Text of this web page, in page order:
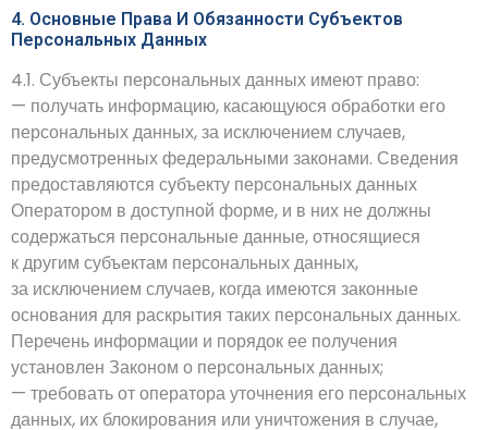
4. Основные Права И Обязанности Субъектов
Персональных Данных
4.1. Субъекты персональных данных имеют право:
— получать информацию, касающуюся обработки его
персональных данных, за исключением случаев,
предусмотренных федеральными законами. Сведения
предоставляются субъекту персональных данных
Оператором в доступной форме, и в них не должны
содержаться персональные данные, относящиеся
к другим субъектам персональных данных,
за исключением случаев, когда имеются законные
основания для раскрытия таких персональных данных.
Перечень информации и порядок ее получения
установлен Законом о персональных данных;
— требовать от оператора уточнения его персональных
данных, их блокирования или уничтожения в случае,